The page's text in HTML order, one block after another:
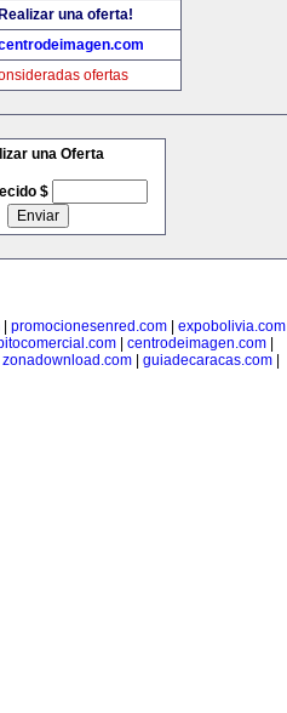
Realizar una oferta!
ofertas
una Oferta
$
promocionesenred.com expobolivia.com
centrodeimagen.com
zonadownload.com guiadecaracas.com